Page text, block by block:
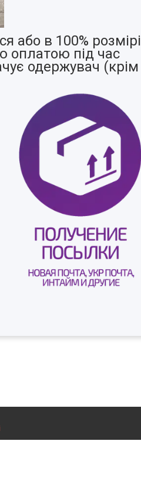
або в 100% розмірі
оплатою під час
одержувач (крім